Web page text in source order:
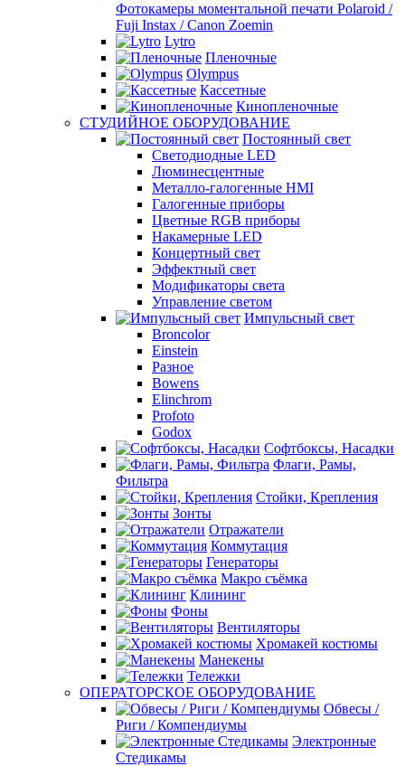
Фотокамеры моментальной печати Polaroid /
Fuji Instax / Canon Zoemin
Lytro
Пленочные
Olympus
Кассетные
Кинопленочные
СТУДИЙНОЕ ОБОРУДОВАНИЕ
Постоянный свет
Светодиодные LED
Люминесцентные
Металло-галогенные HMI
Галогенные приборы
Цветные RGB приборы
Накамерные LED
Концертный свет
Эффектный свет
Модификаторы света
Управление светом
Импульсный свет
Broncolor
Einstein
Разное
Bowens
Elinchrom
Profoto
Godox
Софтбоксы, Насадки
Флаги, Рамы,
Фильтра
Стойки, Крепления
Зонты
Отражатели
Коммутация
Генераторы
Макро съёмка
Клининг
Фоны
Вентиляторы
Хромакей костюмы
Манекены
Тележки
ОПЕРАТОРСКОЕ ОБОРУДОВАНИЕ
Обвесы /
Риги / Компендиумы
Электронные
Стедикамы